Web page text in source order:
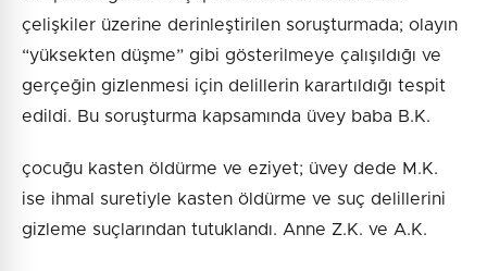
çelişkiler üzerine derinleştirilen soruşturmada; olayın
“yüksekten düşme” gibi gösterilmeye çalışıldığı ve
gerçeğin gizlenmesi için delillerin karartıldığı tespit
edildi. Bu soruşturma kapsamında üvey baba B.K.
çocuğu kasten öldürme ve eziyet; üvey dede M.K.
ise ihmal suretiyle kasten öldürme ve suç delillerini
gizleme suçlarından tutuklandı. Anne Z.K. ve A.K.